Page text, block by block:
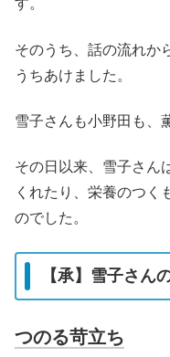
す。
そのうち、話の流れか
うちあけました。
雪子さんも小野田も、
その日以来、雪子さん
くれたり、栄養のつく
のでした。
【承】雪子さ
つのる苛立ち